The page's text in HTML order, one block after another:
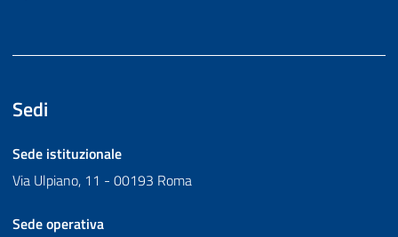
Sedi
Sede istituzionale
Via Ulpiano, 11 - 00193 Roma
Sede operativa